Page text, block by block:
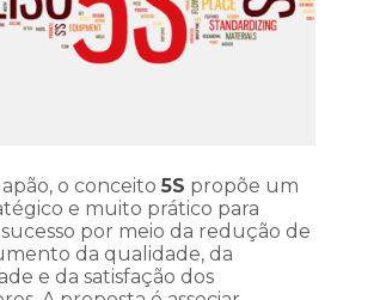
o conceito 5S propõe um
e muito prático para
por meio da redução de
da qualidade, da
e da satisfação dos